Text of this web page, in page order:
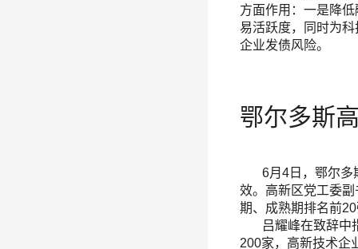
方面作用：一是降
易活跃度，同时为
企业发债风险。
鄂尔多斯
6月4日，鄂尔多斯
效。高新区党工委
期、成熟期排名前
吕耀峰在致辞中指
200家，高新技术企